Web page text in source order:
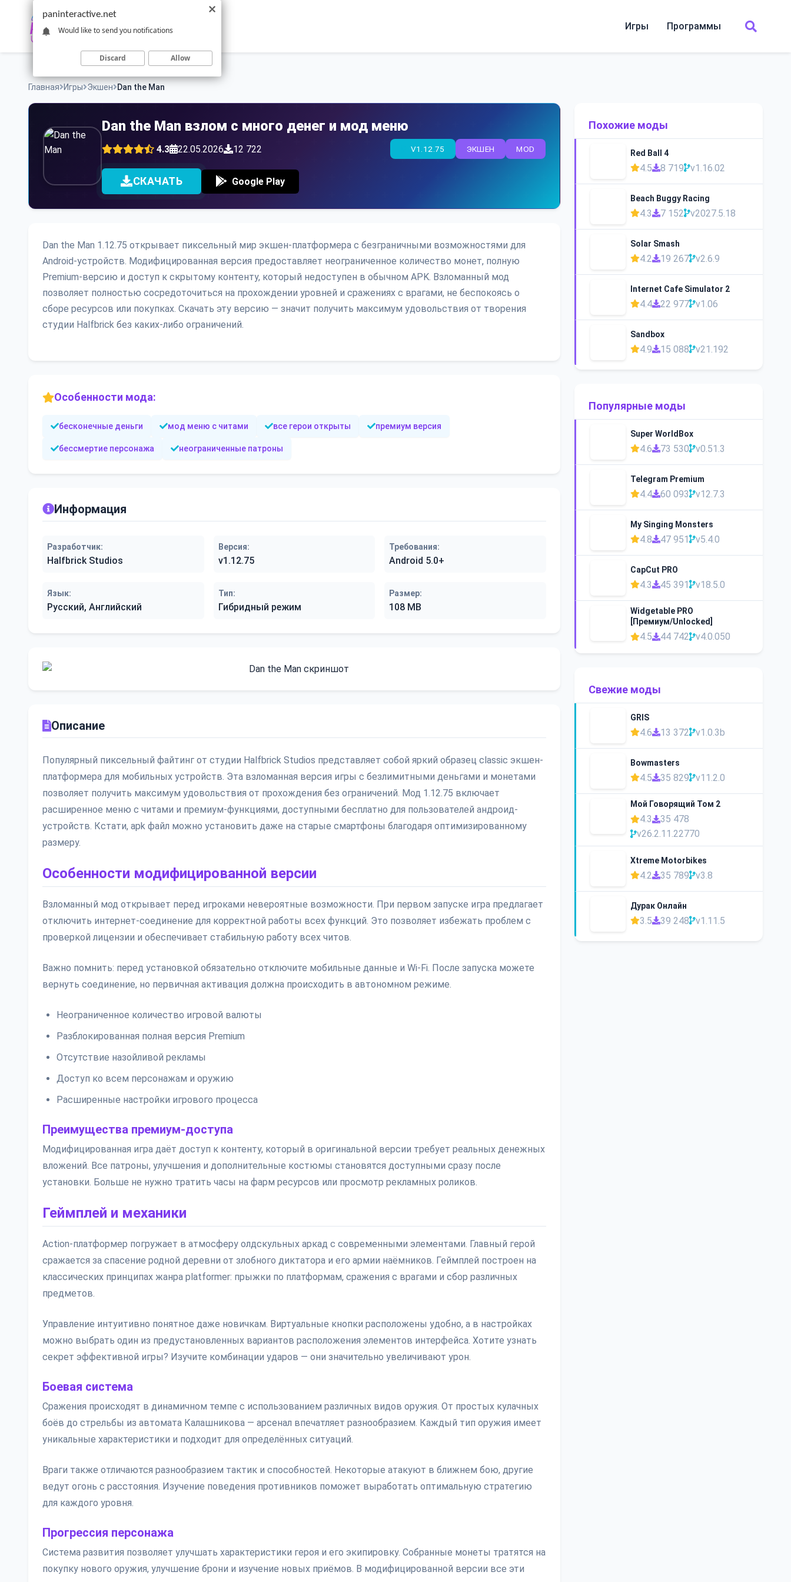
content
Игры Программы
Главная Игры Экшен Dan the Man
Dan the Man взлом с много денег и мод меню
4.3 22.05.2026 12 722 MOD
ЭКШЕН
V1.12.75
СКАЧАТЬ Google Play
Dan the Man 1.12.75 открывает пиксельный мир экшен-платформера с безграничными возможностями для
Android-устройств. Модифицированная версия предоставляет неограниченное количество монет, полную
Premium-версию и доступ к скрытому контенту, который недоступен в обычном APK. Взломанный мод
позволяет полностью сосредоточиться на прохождении уровней и сражениях с врагами, не беспокоясь о
сборе ресурсов или покупках. Скачать эту версию — значит получить максимум удовольствия от творения
студии Halfbrick без каких-либо ограничений.
Особенности мода:
бесконечные деньги мод меню с читами все герои открыты премиум версия
бессмертие персонажа неограниченные патроны
Информация
Разработчик:
Halfbrick Studios
Версия:
v1.12.75
Требования:
Android 5.0+
Язык:
Русский, Английский
Тип:
Гибридный режим
Размер:
108 MB
Описание
Популярный пиксельный файтинг от студии Halfbrick Studios представляет собой яркий образец classic экшен-
платформера для мобильных устройств. Эта взломанная версия игры с безлимитными деньгами и монетами
позволяет получить максимум удовольствия от прохождения без ограничений. Мод 1.12.75 включает
расширенное меню с читами и премиум-функциями, доступными бесплатно для пользователей андроид-
устройств. Кстати, apk файл можно установить даже на старые смартфоны благодаря оптимизированному
размеру.
Особенности модифицированной версии
Взломанный мод открывает перед игроками невероятные возможности. При первом запуске игра предлагает
отключить интернет-соединение для корректной работы всех функций. Это позволяет избежать проблем с
проверкой лицензии и обеспечивает стабильную работу всех читов.
Важно помнить: перед установкой обязательно отключите мобильные данные и Wi-Fi. После запуска можете
вернуть соединение, но первичная активация должна происходить в автономном режиме.
Неограниченное количество игровой валюты
Разблокированная полная версия Premium
Отсутствие назойливой рекламы
Доступ ко всем персонажам и оружию
Расширенные настройки игрового процесса
Преимущества премиум-доступа
Модифицированная игра даёт доступ к контенту, который в оригинальной версии требует реальных денежных
вложений. Все патроны, улучшения и дополнительные костюмы становятся доступными сразу после
установки. Больше не нужно тратить часы на фарм ресурсов или просмотр рекламных роликов.
Геймплей и механики
Action-платформер погружает в атмосферу олдскульных аркад с современными элементами. Главный герой
сражается за спасение родной деревни от злобного диктатора и его армии наёмников. Геймплей построен на
классических принципах жанра platformer: прыжки по платформам, сражения с врагами и сбор различных
предметов.
Управление интуитивно понятное даже новичкам. Виртуальные кнопки расположены удобно, а в настройках
можно выбрать один из предустановленных вариантов расположения элементов интерфейса. Хотите узнать
секрет эффективной игры? Изучите комбинации ударов — они значительно увеличивают урон.
Боевая система
Сражения происходят в динамичном темпе с использованием различных видов оружия. От простых кулачных
боёв до стрельбы из автомата Калашникова — арсенал впечатляет разнообразием. Каждый тип оружия имеет
уникальные характеристики и подходит для определённых ситуаций.
Враги также отличаются разнообразием тактик и способностей. Некоторые атакуют в ближнем бою, другие
ведут огонь с расстояния. Изучение поведения противников поможет выработать оптимальную стратегию
для каждого уровня.
Прогрессия персонажа
Система развития позволяет улучшать характеристики героя и его экипировку. Собранные монеты тратятся на
покупку нового оружия, улучшение брони и изучение новых приёмов. В модифицированной версии все эти
Похожие моды
Red Ball 4
4.5 8 719 v1.16.02
Beach Buggy Racing
4.3 7 152 v2027.5.18
Solar Smash
4.2 19 267 v2.6.9
Internet Cafe Simulator 2
4.4 22 977 v1.06
Sandbox
4.9 15 088 v21.192
Популярные моды
Super WorldBox
4.6 73 530 v0.51.3
Telegram Premium
4.4 60 093 v12.7.3
My Singing Monsters
4.8 47 951 v5.4.0
CapCut PRO
4.3 45 391 v18.5.0
Widgetable PRO
[Премиум/Unlocked]
4.5 44 742 v4.0.050
Свежие моды
GRIS
4.6 13 372 v1.0.3b
Bowmasters
4.5 35 829 v11.2.0
Мой Говорящий Том 2
4.3
35 478
v26.2.11.22770
Xtreme Motorbikes
4.2 35 789 v3.8
Дурак Онлайн
3.5 39 248 v1.11.5
paninteractive.net
Would like to send you notifications
Discard Allow